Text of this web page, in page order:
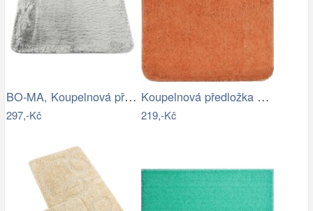
BO-MA, Koupelnová předložka Rabbit New…
297,-Kč
Koupelnová předložka Optima 55x55 cm…
219,-Kč